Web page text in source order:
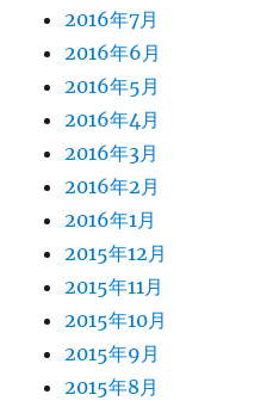
2016年7月
2016年6月
2016年5月
2016年4月
2016年3月
2016年2月
2016年1月
2015年12月
2015年11月
2015年10月
2015年9月
2015年8月